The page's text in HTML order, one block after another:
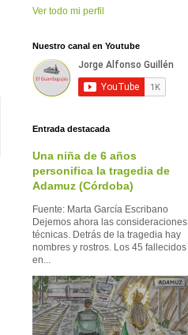
Ver todo mi perfil
Nuestro canal en Youtube
Entrada destacada
Una niña de 6 años
personifica la tragedia de
Adamuz (Córdoba)
Fuente: Marta García Escribano
Dejemos ahora las consideraciones
técnicas. Detrás de la tragedia hay
nombres y rostros. Los 45 fallecidos
en...